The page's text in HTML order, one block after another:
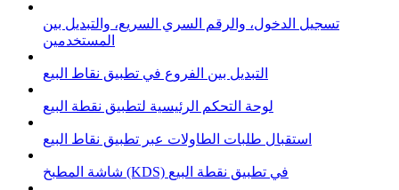
تسجيل الدخول، والرقم السري السريع، والتبديل بين
المستخدمين
التبديل بين الفروع في تطبيق نقاط البيع
لوحة التحكم الرئيسية لتطبيق نقطة البيع
استقبال طلبات الطاولات عبر تطبيق نقاط البيع
شاشة المطبخ (KDS) في تطبيق نقطة البيع